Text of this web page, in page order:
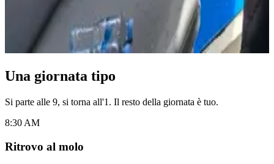
Una giornata tipo
Si parte alle 9, si torna all'1. Il resto della giornata è tuo.
8:30 AM
Ritrovo al molo